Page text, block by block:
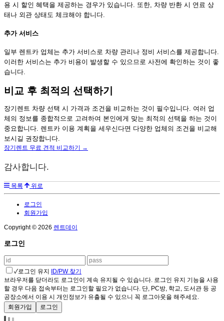
용 시 할인 혜택을 제공하는 경우가 있습니다. 또한, 차량 반환 시 연료 상
태나 외관 상태도 체크해야 합니다.
추가 서비스
일부 렌트카 업체는 추가 서비스로 차량 관리나 정비 서비스를 제공합니다.
이러한 서비스는 추가 비용이 발생할 수 있으므로 사전에 확인하는 것이 좋
습니다.
비교 후 최적의 선택하기
장기렌트 차량 선택 시 가격과 조건을 비교하는 것이 필수입니다. 여러 업
체의 정보를 종합적으로 고려하여 본인에게 맞는 최적의 선택을 하는 것이
중요합니다. 렌트카 이용 계획을 세우신다면 다양한 업체의 조건을 비교해
보시길 권장합니다.
장기렌트 무료 견적 비교하기 →
감사합니다.
목록 위로
로그인
회원가입
Copyright © 2026 렌트데이
로그인
✓로그인 유지 ID/PW 찾기
브라우저를 닫더라도 로그인이 계속 유지될 수 있습니다. 로그인 유지 기능을 사용
할 경우 다음 접속부터는 로그인할 필요가 없습니다. 단, PC방, 학교, 도서관 등 공
공장소에서 이용 시 개인정보가 유출될 수 있으니 꼭 로그아웃을 해주세요.
회원가입
로그인